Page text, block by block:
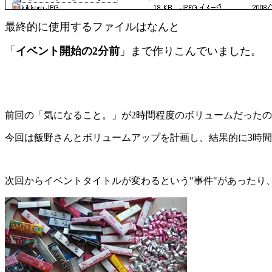
最終的に使用するファイルはなんと
「 イベント開始の2分前 」まで作りこんでいました
前回の「気になること。」が2時間程度のボリュームだったの
今回は飯野さんとボリュームアップを計画し、結果的に3時間
次回からイベントタイトルが変わるという"事件"があったり、